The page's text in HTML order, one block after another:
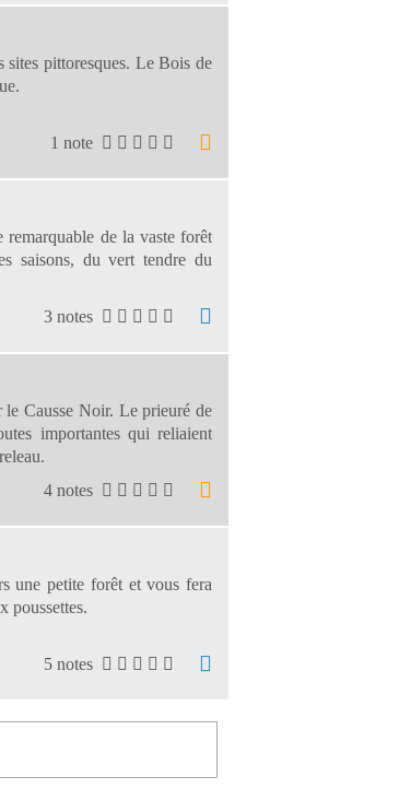
sites pittoresques. Le Bois de
1 note
de la vaste forêt
saisons, du vert tendre du
3 notes
Causse Noir. Le prieuré de
importantes qui reliaient
4 notes
une petite forêt et vous fera
poussettes.
5 notes